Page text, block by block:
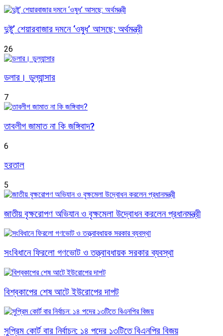
দুষ্টু’ শেয়ারবাজার দমনে ‘ওষুধ’ আসছে: অর্থমন্ত্রী
26
ডলার। ডুল্যান্সার
7
তাবলীগ জামাত না কি জঙ্গিবাদ?
6
হরতাল
5
জাতীয় বৃক্ষরোপণ অভিযান ও বৃক্ষমেলা উদ্বোধন করলেন প্রধানমন্ত্রী
সংবিধানে ফিরলো গণভোট ও তত্ত্বাবধায়ক সরকার ব্যবস্থা
বিশ্বকাপের শেষ আটে ইউরোপের দাপট
সুপ্রিম কোর্ট বার নির্বাচন: ১৪ পদের ১৩টিতে বিএনপির বিজয়